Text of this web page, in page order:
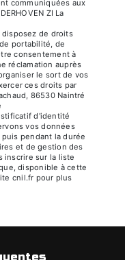
communiquées aux
ZI La
disposez de droits
portabilité, de
consentement à
réclamation auprès
le sort de vos
ces droits par
86530 Naintré
d'identité
vos données
pendant la durée
et de gestion des
inscrire sur la liste
disponible à cette
cnil.fr pour plus